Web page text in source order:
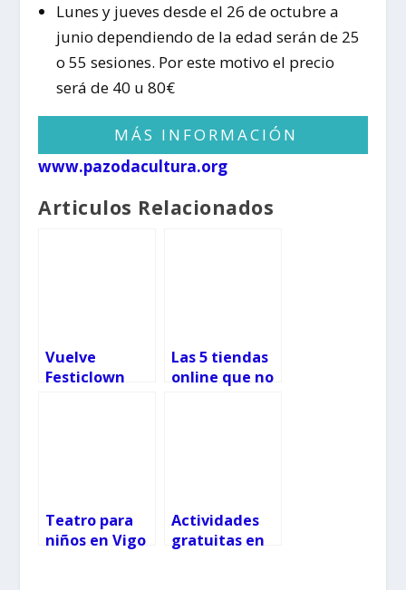
Lunes y jueves desde el 26 de octubre a
junio dependiendo de la edad serán de 25
o 55 sesiones. Por este motivo el precio
será de 40 u 80€
MÁS INFORMACIÓN
www.pazodacultura.org
Articulos Relacionados
Vuelve
Festiclown
Las 5 tiendas
online que no
Teatro para
niños en Vigo
Actividades
gratuitas en